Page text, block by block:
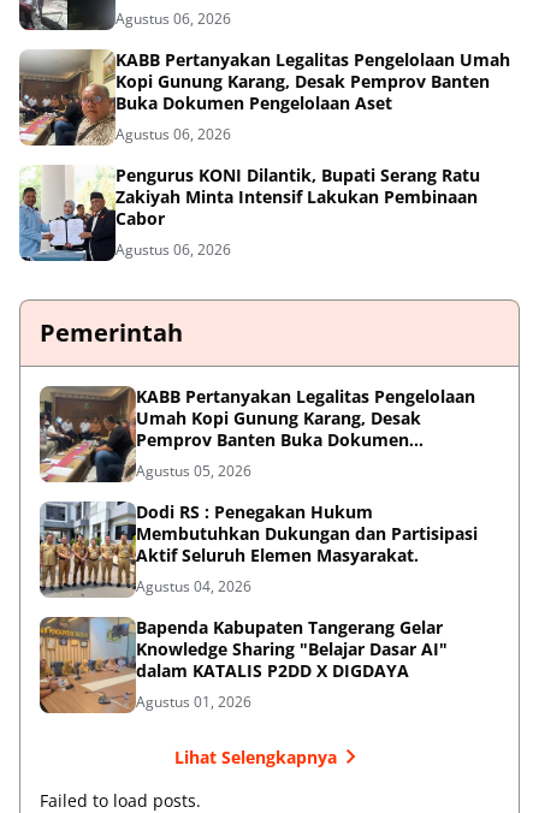
Agustus 06, 2026
KABB Pertanyakan Legalitas Pengelolaan Umah
Kopi Gunung Karang, Desak Pemprov Banten
Buka Dokumen Pengelolaan Aset
Agustus 06, 2026
Pengurus KONI Dilantik, Bupati Serang Ratu
Zakiyah Minta Intensif Lakukan Pembinaan
Cabor
Agustus 06, 2026
Pemerintah
KABB Pertanyakan Legalitas Pengelolaan
Umah Kopi Gunung Karang, Desak
Pemprov Banten Buka Dokumen
Pengelolaan Aset
Agustus 05, 2026
Dodi RS : Penegakan Hukum
Membutuhkan Dukungan dan Partisipasi
Aktif Seluruh Elemen Masyarakat.
Agustus 04, 2026
Bapenda Kabupaten Tangerang Gelar
Knowledge Sharing "Belajar Dasar AI"
dalam KATALIS P2DD X DIGDAYA
Agustus 01, 2026
Lihat Selengkapnya
Failed to load posts.